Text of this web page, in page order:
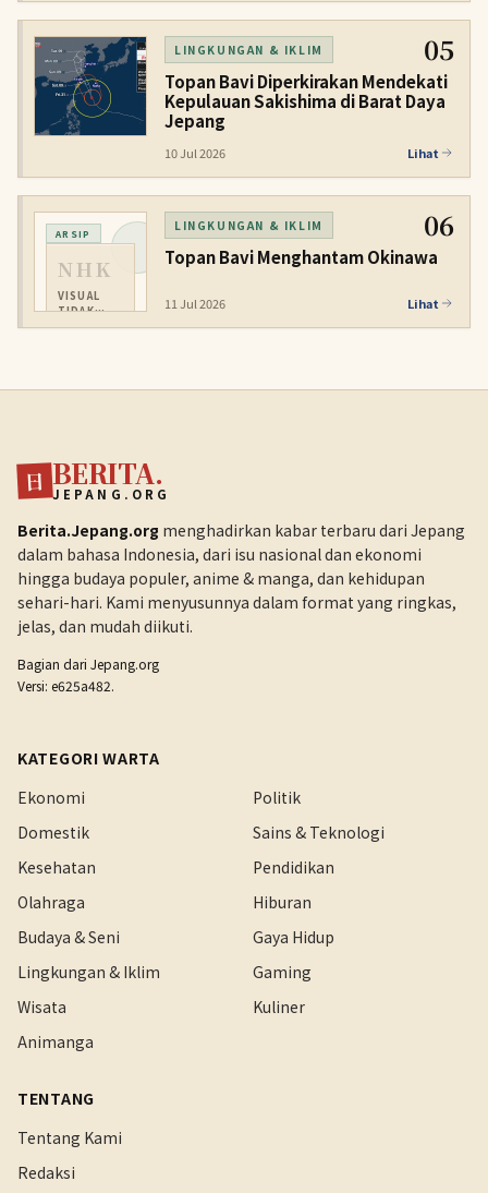
LINGKUNGAN & IKLIM 05
Topan Bavi Diperkirakan Mendekati
Kepulauan Sakishima di Barat Daya
Jepang
10 Jul 2026 Lihat
ARSIP
NHK
VISUAL
TIDAK
TERSEDIA
LINGKUNGAN & IKLIM 06
Topan Bavi Menghantam Okinawa
11 Jul 2026 Lihat
日 BERITA.
JEPANG.ORG
Berita.Jepang.org menghadirkan kabar terbaru dari Jepang
dalam bahasa Indonesia, dari isu nasional dan ekonomi
hingga budaya populer, anime & manga, dan kehidupan
sehari-hari. Kami menyusunnya dalam format yang ringkas,
jelas, dan mudah diikuti.
Bagian dari Jepang.org
Versi: e625a482.
KATEGORI WARTA
Ekonomi
Politik
Domestik
Sains & Teknologi
Kesehatan
Pendidikan
Olahraga
Hiburan
Budaya & Seni
Gaya Hidup
Lingkungan & Iklim
Gaming
Wisata
Kuliner
Animanga
TENTANG
Tentang Kami
Redaksi